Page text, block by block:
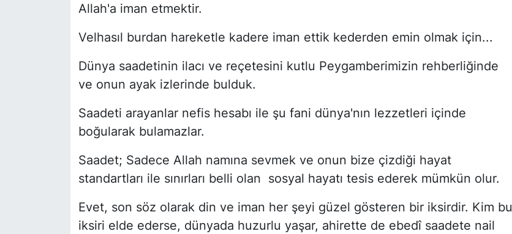
Allah'a iman etmektir.
Velhasıl burdan hareketle kadere iman ettik kederden emin olmak için...
Dünya saadetinin ilacı ve reçetesini kutlu Peygamberimizin rehberliğinde
ve onun ayak izlerinde bulduk.
Saadeti arayanlar nefis hesabı ile şu fani dünya'nın lezzetleri içinde
boğularak bulamazlar.
Saadet; Sadece Allah namına sevmek ve onun bize çizdiği hayat
standartları ile sınırları belli olan sosyal hayatı tesis ederek mümkün olur.
Evet, son söz olarak din ve iman her şeyi güzel gösteren bir iksirdir. Kim bu
iksiri elde ederse, dünyada huzurlu yaşar, ahirette de ebedî saadete nail